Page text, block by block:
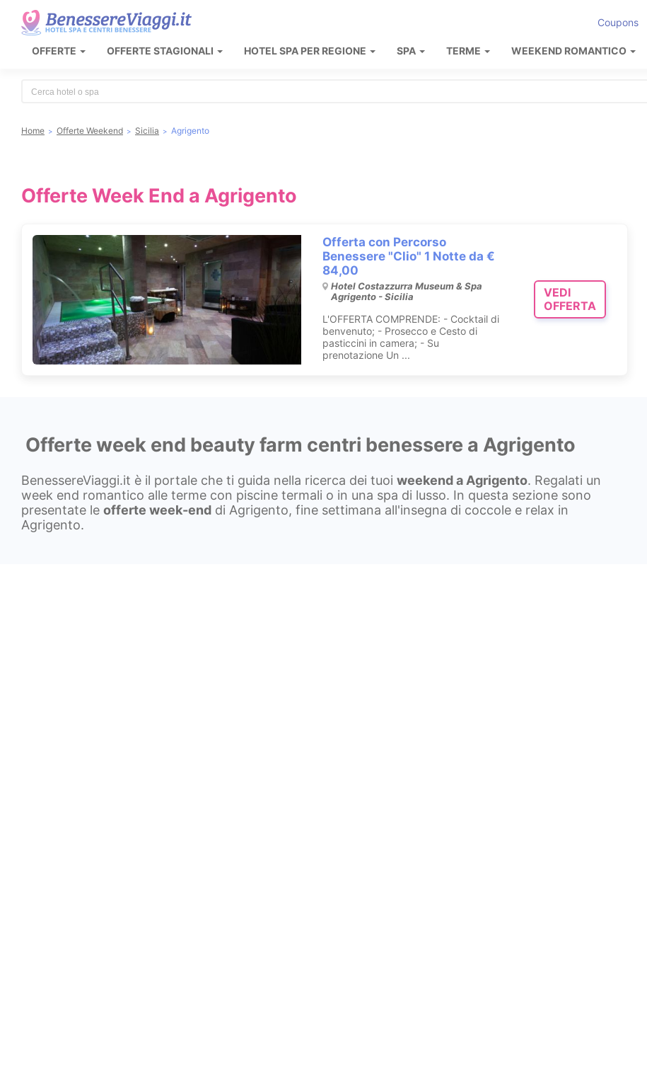
Coupons
OFFERTE OFFERTE STAGIONALI HOTEL SPA PER REGIONE SPA TERME WEEKEND ROMANTICO
Home Offerte Weekend Sicilia Agrigento
Offerte Week End a Agrigento
Offerta con Percorso
Benessere "Clio" 1 Notte da €
84,00
Hotel Costazzurra Museum & Spa
Agrigento - Sicilia
L'OFFERTA COMPRENDE: - Cocktail di
benvenuto; - Prosecco e Cesto di
pasticcini in camera; - Su
prenotazione Un ...
VEDI
OFFERTA
Offerte week end beauty farm centri benessere a Agrigento
BenessereViaggi.it è il portale che ti guida nella ricerca dei tuoi weekend a Agrigento. Regalati un
week end romantico alle terme con piscine termali o in una spa di lusso. In questa sezione sono
presentate le offerte week-end di Agrigento, fine settimana all'insegna di coccole e relax in
Agrigento.